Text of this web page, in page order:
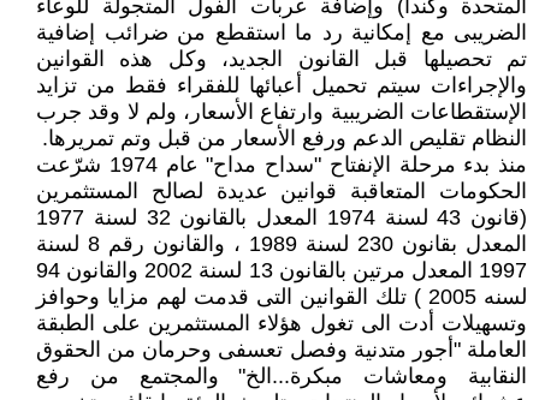
المتحدة وكندا) وإضافة عربات الفول المتجولة للوعاء
الضريبى مع إمكانية رد ما استقطع من ضرائب إضافية
تم تحصيلها قبل القانون الجديد، وكل هذه القوانين
والإجراءات سيتم تحميل أعبائها للفقراء فقط من تزايد
الإستقطاعات الضريبية وارتفاع الأسعار، ولم لا وقد جرب
النظام تقليص الدعم ورفع الأسعار من قبل وتم تمريرها.
منذ بدء مرحلة الإنفتاح "سداح مداح" عام 1974 شرّعت
الحكومات المتعاقبة قوانين عديدة لصالح المستثمرين
(قانون 43 لسنة 1974 المعدل بالقانون 32 لسنة 1977
المعدل بقانون 230 لسنة 1989 ، والقانون رقم 8 لسنة
1997 المعدل مرتين بالقانون 13 لسنة 2002 والقانون 94
لسنه 2005 ) تلك القوانين التى قدمت لهم مزايا وحوافز
وتسهيلات أدت الى تغول هؤلاء المستثمرين على الطبقة
العاملة "أجور متدنية وفصل تعسفى وحرمان من الحقوق
النقابية ومعاشات مبكرة...الخ" والمجتمع من رفع